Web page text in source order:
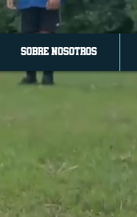
SOBRE NOSOTROS